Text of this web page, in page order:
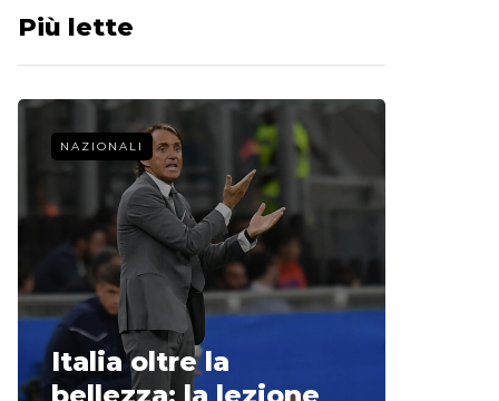
Più lette
NAZIONALI
Italia oltre la